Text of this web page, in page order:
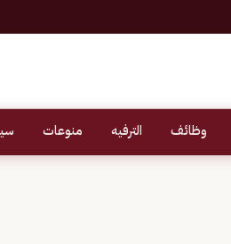
وظائف الترفيه منوعات